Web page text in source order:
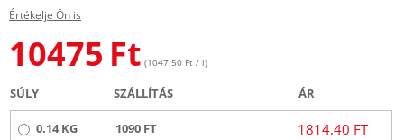
Értékelje Ön is
10475 Ft (1047.50 Ft / l)
SÚLY SZÁLLÍTÁS ÁR
0.14 KG 1090 FT 1814.40 FT